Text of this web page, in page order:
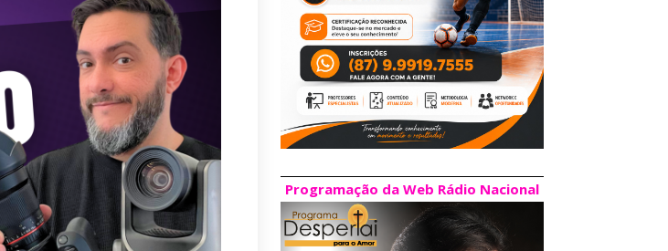
Programação da Web Rádio Nacional